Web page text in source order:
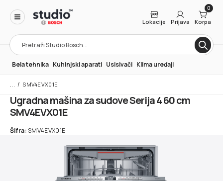
Products
search
Lokacije Prijava
0
Korpa
Bela tehnika Kuhinjski aparati Usisivači Klima uređaji
/ SMV4EVX01E
Ugradna mašina za sudove Serija 4 60 cm
SMV4EVX01E
Šifra:SMV4EVX01E